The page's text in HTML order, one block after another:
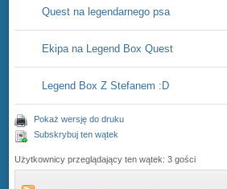
Quest na legendarnego psa
Ekipa na Legend Box Quest
Legend Box Z Stefanem :D
Pokaż wersję do druku
Subskrybuj ten wątek
Użytkownicy przeglądający ten wątek: 3 gości